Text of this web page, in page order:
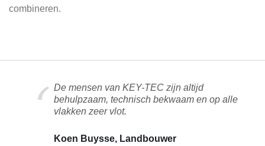
combineren.
De mensen van KEY-TEC zijn altijd
behulpzaam, technisch bekwaam en op alle
vlakken zeer vlot.
Koen Buysse, Landbouwer